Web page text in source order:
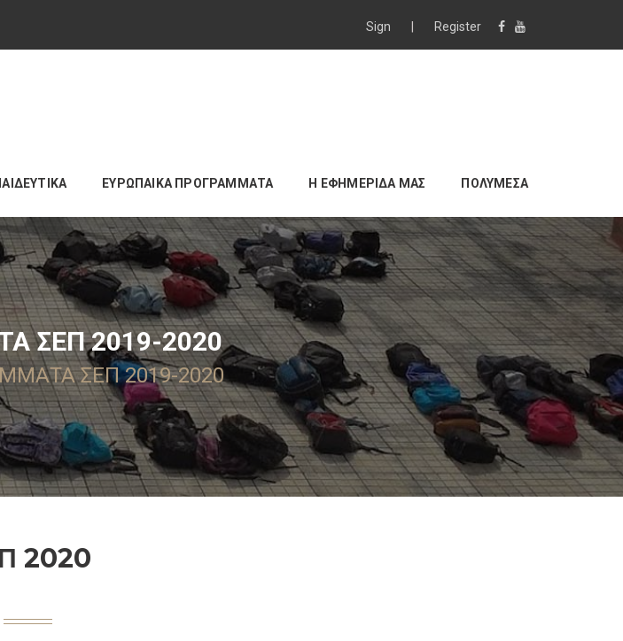
Sign Register
ΕΥΡΩΠΑΙΚΑ ΠΡΟΓΡΑΜΜΑΤΑ Η ΕΦΗΜΕΡΙΔΑ ΜΑΣ ΠΟΛΥΜΕΣΑ
ΣΕΠ 2019-2020
ΣΕΠ 2019-2020
2020